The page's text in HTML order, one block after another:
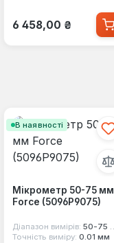
Звичайна ціна:
6 458,00 ₴
В наявності
Мікрометр 50-75 мм
Force (5096P9075)
Діапазон вимірів: 50-75 мм
Точність виміру: 0.01 мм